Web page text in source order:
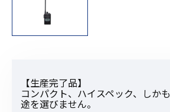
【生産完了品】
コンパクト、ハイスペック、しか
途を選びません。